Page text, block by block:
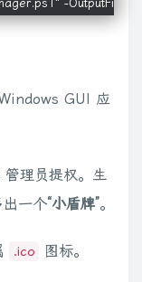
Automatic -
装 netsh 调用，防止权
add v4tov4
-match "错误
GUI 应
理员提权。生
出一个“小盾牌”。
.ico 图标。